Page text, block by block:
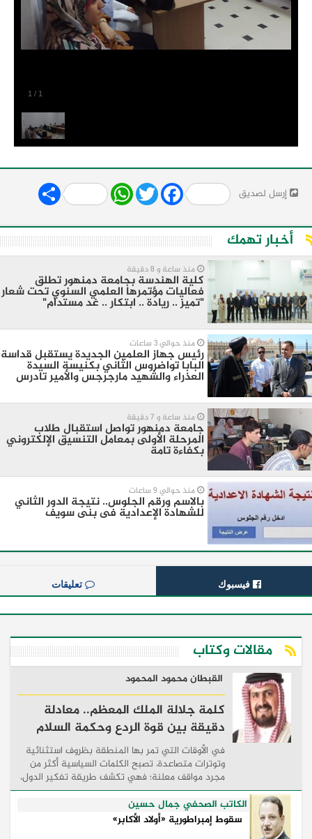
1 / 1
إرسل لصديق Share WhatsApp
Twitter Facebook
أخبار تهمك
منذ ساعة و 8 دقيقة
كلية الهندسة بجامعة دمنهور تطلق
فعاليات مؤتمرها العلمي السنوي تحت شعار
"تميز .. ريادة .. ابتكار .. غد مستدام"
منذ حوالي 3 ساعات
رئيس جهاز العلمين الجديدة يستقبل قداسة
البابا تواضروس الثاني بكنيسة السيدة
العذراء والشهيد مارجرجس والأمير تادرس
منذ ساعة و 7 دقيقة
جامعة دمنهور تواصل استقبال طلاب
المرحلة الأولى بمعامل التنسيق الإلكتروني
بكفاءة تامة
منذ حوالي 9 ساعات
بالاسم ورقم الجلوس.. نتيجة الدور الثاني
للشهادة الإعدادية فى بنى سويف
فيسبوك تعليقات
مقالات وكتاب
القبطان محمود المحمود
كلمة جلالة الملك المعظم.. معادلة
دقيقة بين قوة الردع وحكمة السلام
في الأوقات التي تمر بها المنطقة بظروف استثنائية
وتوترات متصاعدة، تصبح الكلمات السياسية أكثر من
مجرد مواقف معلنة؛ فهي تكشف طريقة تفكير الدول،
وكيفية إدارتها للأزمات، والحدود التي تفصل بين القوة
...
الكاتب الصحفي جمال حسين
سقوط إمبراطورية «أولاد الأكابر»